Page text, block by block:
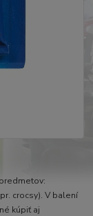
crocsy). V balení
kúpiť aj